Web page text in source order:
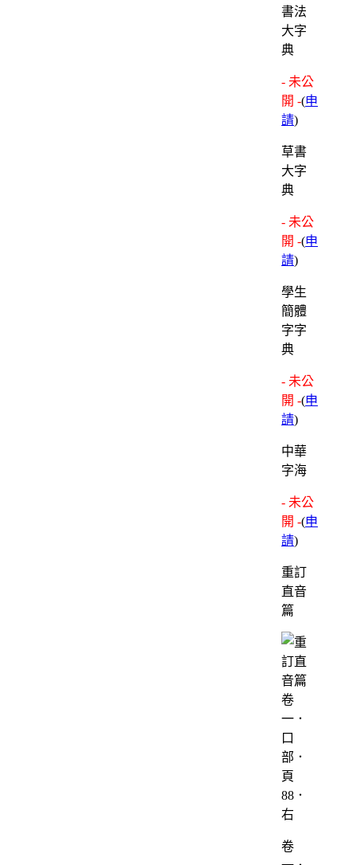
書法
大字
典
- 未公
開 -(申
請)
草書
大字
典
- 未公
開 -(申
請)
學生
簡體
字字
典
- 未公
開 -(申
請)
中華
字海
- 未公
開 -(申
請)
重訂
直音
篇
卷